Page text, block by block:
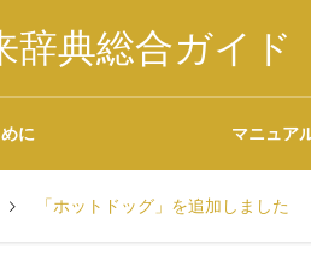
辞典総合ガイド
に マニュア
「ホットドッグ」を追加しました